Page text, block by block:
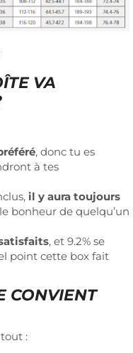
VA
, donc tu es
à tes
il y aura toujours
bonheur de quelqu’un
, et 9.2% se
point cette box fait
CONVIENT
: